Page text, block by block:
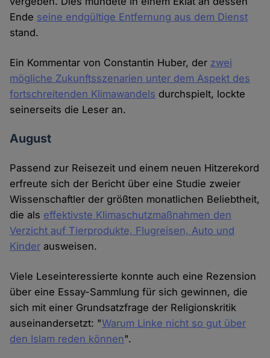
Ende seine endgültige Entfernung aus dem Dienst
stand.
Ein Kommentar von Constantin Huber, der zwei
mögliche Zukunftsszenarien unter dem Aspekt des
fortschreitenden Klimawandels durchspielt, lockte
seinerseits die Leser an.
August
Passend zur Reisezeit und einem neuen Hitzerekord
erfreute sich der Bericht über eine Studie zweier
Wissenschaftler der größten monatlichen Beliebtheit,
die als effektivste Klimaschutzmaßnahmen den
Verzicht auf Tierprodukte, Flugreisen, Auto und
Kinder ausweisen.
Viele Leseinteressierte konnte auch eine Rezension
über eine Essay-Sammlung für sich gewinnen, die
sich mit einer Grundsatzfrage der Religionskritik
auseinandersetzt: "Warum Linke nicht so gut über
den Islam reden können".